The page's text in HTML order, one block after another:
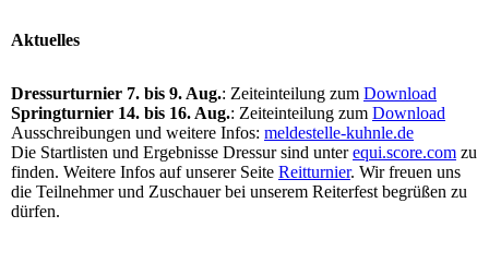
Aktuelles
Dressurturnier 7. bis 9. Aug.: Zeiteinteilung zum Download
Springturnier 14. bis 16. Aug.: Zeiteinteilung zum Download
Ausschreibungen und weitere Infos: meldestelle-kuhnle.de
Die Startlisten und Ergebnisse Dressur sind unterequi.score.com zu
finden. Weitere Infos auf unserer Seite Reitturnier. Wir freuen uns
die Teilnehmer und Zuschauer bei unserem Reiterfest begrüßen zu
dürfen.